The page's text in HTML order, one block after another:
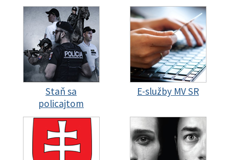
Staň sa
policajtom
E-služby MV SR